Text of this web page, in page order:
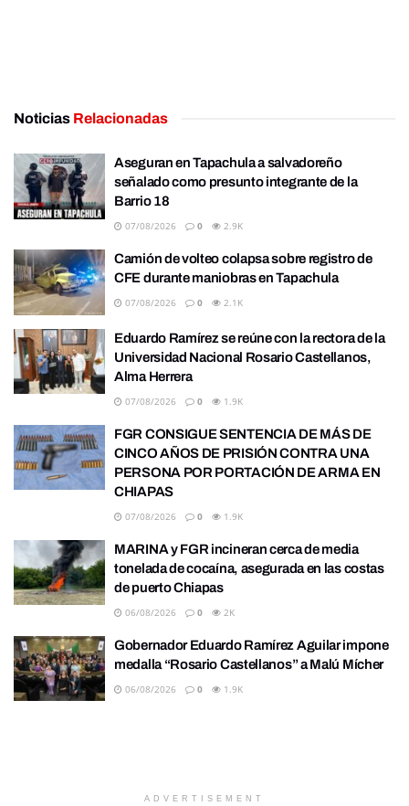
Noticias Relacionadas
Aseguran en Tapachula a salvadoreño
señalado como presunto integrante de la
Barrio 18
07/08/2026 0 2.9K
Camión de volteo colapsa sobre registro de
CFE durante maniobras en Tapachula
07/08/2026 0 2.1K
Eduardo Ramírez se reúne con la rectora de la
Universidad Nacional Rosario Castellanos,
Alma Herrera
07/08/2026 0 1.9K
FGR CONSIGUE SENTENCIA DE MÁS DE
CINCO AÑOS DE PRISIÓN CONTRA UNA
PERSONA POR PORTACIÓN DE ARMA EN
CHIAPAS
07/08/2026 0 1.9K
MARINA y FGR incineran cerca de media
tonelada de cocaína, asegurada en las costas
de puerto Chiapas
06/08/2026 0 2K
Gobernador Eduardo Ramírez Aguilar impone
medalla “Rosario Castellanos” a Malú Mícher
06/08/2026 0 1.9K
ADVERTISEMENT